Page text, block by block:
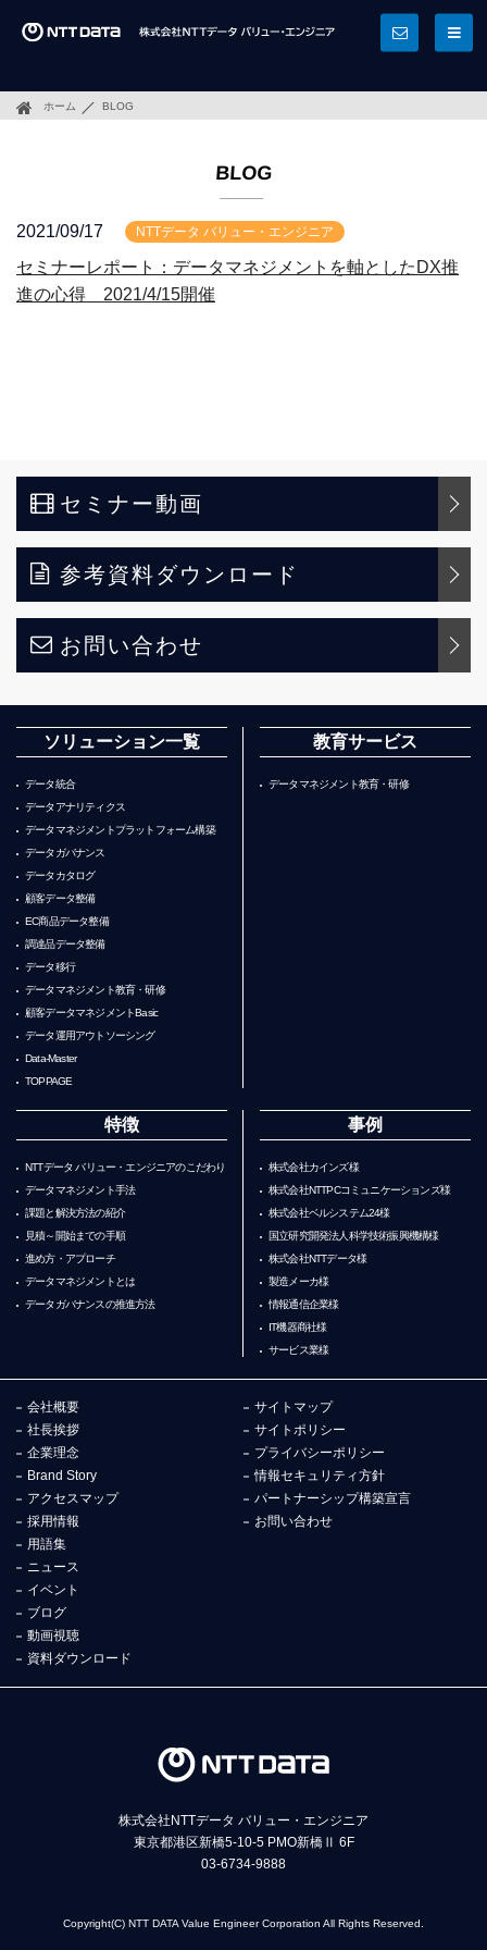
ホーム BLOG
BLOG
2021/09/17 NTTデータ バリュー・エンジニア
セミナーレポート：データマネジメントを軸としたDX推
進の心得 2021/4/15開催
セミナー動画
参考資料ダウンロード
お問い合わせ
ソリューション一覧
データ統合
データアナリティクス
データマネジメントプラットフォーム構築
データガバナンス
データカタログ
顧客データ整備
EC商品データ整備
調達品データ整備
データ移行
データマネジメント教育・研修
顧客データマネジメントBasic
データ運用アウトソーシング
Data-Master
TOPPAGE
教育サービス
データマネジメント教育・研修
特徴
NTTデータ バリュー・エンジニアのこだわり
データマネジメント手法
課題と解決方法の紹介
見積～開始までの手順
進め方・アプローチ
データマネジメントとは
データガバナンスの推進方法
事例
株式会社カインズ様
株式会社NTTPCコミュニケーションズ様
株式会社ベルシステム24様
国立研究開発法人科学技術振興機構様
株式会社NTTデータ様
製造メーカ様
情報通信企業様
IT機器商社様
サービス業様
会社概要
社長挨拶
企業理念
Brand Story
アクセスマップ
採用情報
サイトマップ
サイトポリシー
プライバシーポリシー
情報セキュリティ方針
パートナーシップ構築宣言
お問い合わせ
用語集
ニュース
イベント
ブログ
動画視聴
資料ダウンロード
株式会社NTTデータ バリュー・エンジニア
東京都港区新橋5-10-5 PMO新橋Ⅱ 6F
03-6734-9888
Copyright(C) NTT DATA Value Engineer Corporation All Rights Reserved.